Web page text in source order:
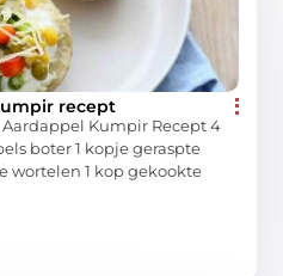
recept
Kumpir Recept 4
boter 1 kopje geraspte
wortelen 1 kop gekookte